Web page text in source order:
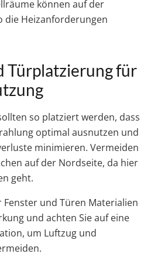
können auf der
die Heizanforderungen
Türplatzierung für
so platziert werden, dass
optimal ausnutzen und
minimieren. Vermeiden
auf der Nordseite, da hier
geht.
Fenster und Türen Materialien
und achten Sie auf eine
um Luftzug und